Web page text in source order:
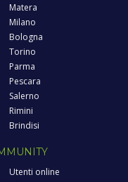
Matera
Milano
Bologna
Torino
Parma
Pescara
Salerno
Rimini
Brindisi
Utenti online